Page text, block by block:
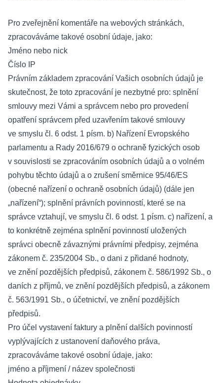
Pro zveřejnění komentáře na webových stránkách,
zpracováváme takové osobní údaje, jako:
Jméno nebo nick
Číslo IP
Právním základem zpracování Vašich osobních údajů je
skutečnost, že toto zpracování je nezbytné pro: splnění
smlouvy mezi Vámi a správcem nebo pro provedení
opatření správcem před uzavřením takové smlouvy
ve smyslu čl. 6 odst. 1 písm. b) Nařízení Evropského
parlamentu a Rady 2016/679 o ochraně fyzických osob
v souvislosti se zpracováním osobních údajů a o volném
pohybu těchto údajů a o zrušení směrnice 95/46/ES
(obecné nařízení o ochraně osobních údajů) (dále jen
„nařízení“); splnění právních povinností, které se na
správce vztahují, ve smyslu čl. 6 odst. 1 písm. c) nařízení, a
to konkrétně zejména splnění povinností uložených
správci obecně závaznými právními předpisy, zejména
zákonem č. 235/2004 Sb., o dani z přidané hodnoty,
ve znění pozdějších předpisů, zákonem č. 586/1992 Sb., o
daních z příjmů, ve znění pozdějších předpisů, a zákonem
č. 563/1991 Sb., o účetnictví, ve znění pozdějších
předpisů.
Pro účel vystavení faktury a plnění dalších povinností
vyplývajících z ustanovení daňového práva,
zpracováváme takové osobní údaje, jako:
jméno a příjmení / název společnosti